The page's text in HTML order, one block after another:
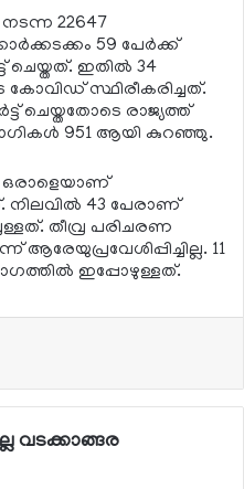
22647
59 പേര്‍ക്ക്
ചെയ്തത്. ഇതില്‍ 34
സ്ഥിരീകരിച്ചത്.
ചെയ്തതോടെ രാജ്യത്ത്
951 ആയി കുറഞ്ഞു.
ഒരാളെയാണ്
നിലവില്‍ 43 പേരാണ്
തീവ്ര പരിചരണ
11
ഇപ്പോഴുള്ളത്.
വടക്കാങ്ങര